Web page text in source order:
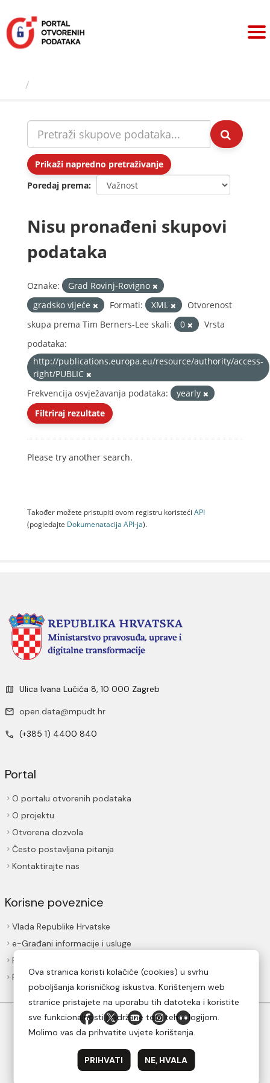
sadržaj
Prikaži napredno pretraživanje
Poredaj prema
Nisu pronađeni skupovi
podataka
Oznake:
Grad Rovinj-Rovigno
gradsko vijeće
Formati: XML
Otvorenost
skupa prema Tim Berners-Lee skali:
0
Vrsta
podataka:
http://publications.europa.eu/resource/authority/access-
right/PUBLIC
Frekvencija osvježavanja podataka:
yearly
Filtriraj rezultate
Please try another search.
Također možete pristupiti ovom registru koristeći API
(pogledajte Dokumenаtаcijа API-jа).